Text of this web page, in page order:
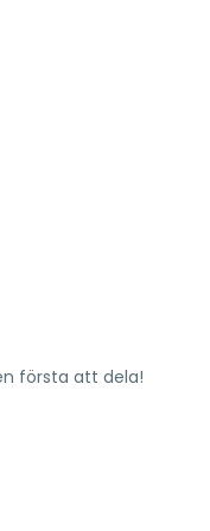
första att dela!